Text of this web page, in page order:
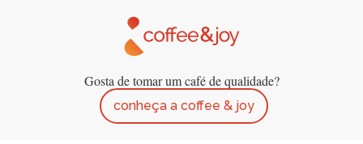
Gosta de tomar um café de qualidade?
conheça a coffee & joy